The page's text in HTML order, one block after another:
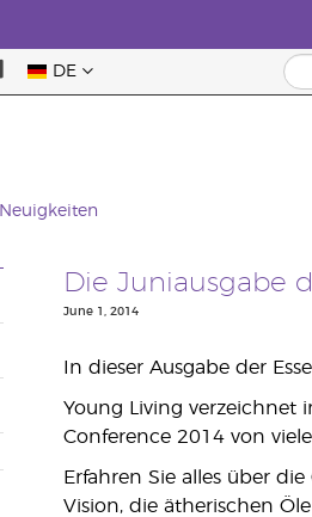
DE
Neuigkeiten
Die Juniausgabe
June 1, 2014
In dieser Ausgabe der
Young Living verzeichnet
Conference 2014 von
Erfahren Sie alles über
Vision, die ätherischen